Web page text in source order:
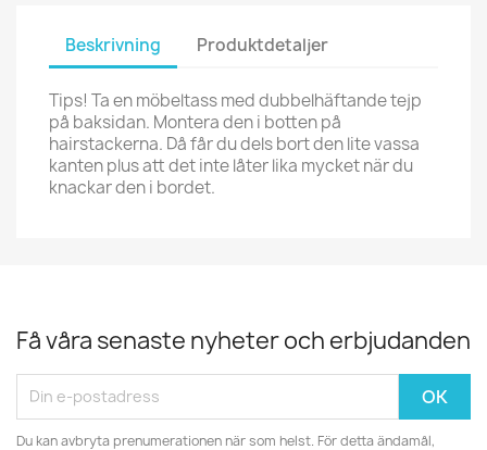
Beskrivning Produktdetaljer
Tips! Ta en möbeltass med dubbelhäftande tejp
på baksidan. Montera den i botten på
hairstackerna. Då får du dels bort den lite vassa
kanten plus att det inte låter lika mycket när du
knackar den i bordet.
Få våra senaste nyheter och erbjudanden
Du kan avbryta prenumerationen när som helst. För detta ändamål,